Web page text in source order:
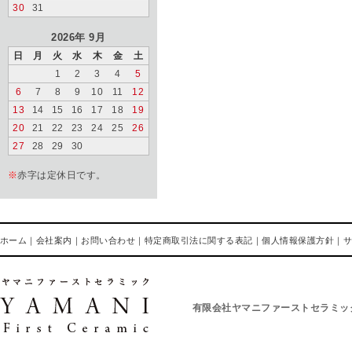
30
31
2026年 9月
日 月 火 水 木 金
土
1
2 3 4
5
6
7 8 9 10 11
12
13
14 15 16 17 18
19
20
21 22 23 24 25
26
27
28 29 30
※赤字は定休日です。
ホーム ｜ 会社案内 ｜ お問い合わせ ｜ 特定商取引法に関する表記 ｜個人情報保護方針 ｜
有限会社ヤマニファーストセラミッ